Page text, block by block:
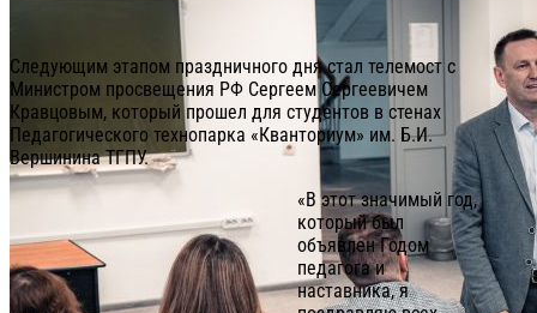
Следующим этапом праздничного дня стал телемост с
Министром просвещения РФ Сергеем Сергеевичем
Кравцовым, который прошел для студентов в стенах
Педагогического технопарка «Кванториум» им. Б.И.
Вершинина ТГПУ.
«В этот значимый год,
который был
объявлен Годом
педагога и
наставника, я